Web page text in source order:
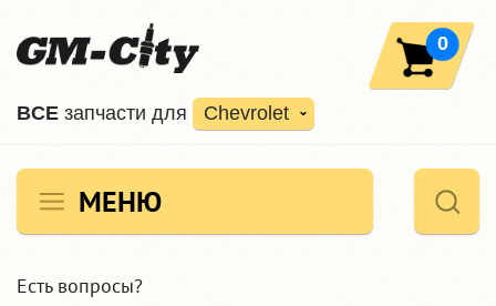
ВCE запчасти для Chevrolet
0
МЕНЮ
Есть вопросы?